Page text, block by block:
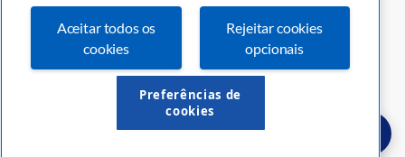
Fale Conosco
Ouvidoria
Definições de cookies
Aceitar todos os
cookies
Rejeitar cookies
opcionais
Preferências de
cookies